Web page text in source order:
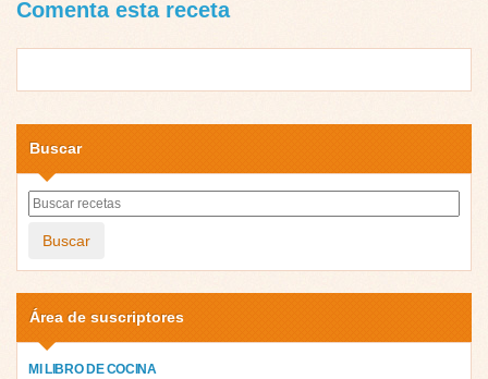
Comenta esta receta
Buscar
Buscar
Área de suscriptores
MI LIBRO DE COCINA